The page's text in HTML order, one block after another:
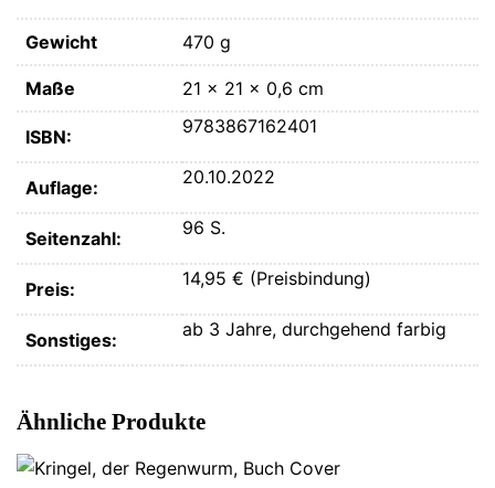
Gewicht 470 g
Maße 21 × 21 × 0,6 cm
ISBN: 9783867162401
Auflage: 20.10.2022
Seitenzahl: 96 S.
Preis: 14,95 € (Preisbindung)
Sonstiges: ab 3 Jahre, durchgehend farbig
Ähnliche Produkte